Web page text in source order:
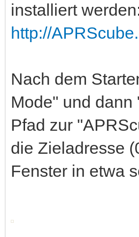
installiert
http://
Nach dem
Mode" und
Pfad zur
die Zieladresse
Fenster in etwa